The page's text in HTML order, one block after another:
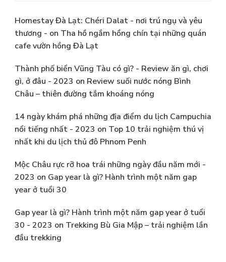
Homestay Đà Lạt: Chéri Dalat - nơi trú ngụ và yêu
thương - on Tha hồ ngắm hồng chín tại những quán
cafe vườn hồng Đà Lạt
Thành phố biển Vũng Tàu có gì? - Review ăn gì, chơi
gì, ở đâu - 2023 on Review suối nước nóng Bình
Châu – thiên đường tắm khoáng nóng
14 ngày khám phá những địa điểm du lịch Campuchia
nổi tiếng nhất - 2023 on Top 10 trải nghiệm thú vị
nhất khi du lịch thủ đô Phnom Penh
Mộc Châu rực rỡ hoa trái những ngày đầu năm mới -
2023 on Gap year là gì? Hành trình một năm gap
year ở tuổi 30
Gap year là gì? Hành trình một năm gap year ở tuổi
30 - 2023 on Trekking Bù Gia Mập – trải nghiệm lần
đầu trekking